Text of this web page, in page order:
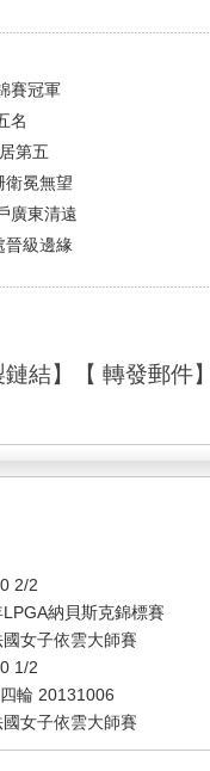
賽冠軍
名
第五
衛冕無望
廣東清遠
晉級邊緣
鏈結】【 轉發郵件
2/2
納貝斯克錦標賽
女子依雲大師賽
1/2
輪 20131006
女子依雲大師賽